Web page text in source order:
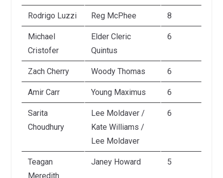
Rodrigo Luzzi Reg McPhee 8
Michael
Cristofer
Elder Cleric
Quintus
6
Zach Cherry Woody Thomas 6
Amir Carr Young Maximus 6
Sarita
Choudhury
Lee Moldaver /
Kate Williams /
Lee Moldaver
6
Teagan
Meredith
Janey Howard 5